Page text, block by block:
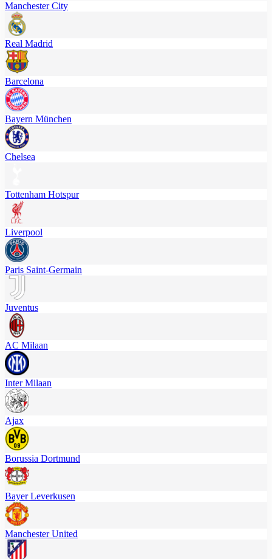
Manchester City
Real Madrid
Barcelona
Bayern München
Chelsea
Tottenham Hotspur
Liverpool
Paris Saint-Germain
Juventus
AC Milaan
Inter Milaan
Ajax
Borussia Dortmund
Bayer Leverkusen
Manchester United